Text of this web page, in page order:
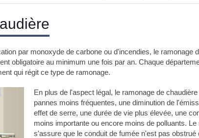
par monoxyde de carbone ou d'incendies, le ramonage
obligatoire au minimum une fois par an. Chaque
qui régit ce type de ramonage.
En plus de l'aspect légal, le ramonage de
pannes moins fréquentes, une diminution de
effet de serre, une durée de vie plus élevée, une
moins importante ou encore moins de polluants. Le
s'assure que le conduit de fumée n'est pas obstrué